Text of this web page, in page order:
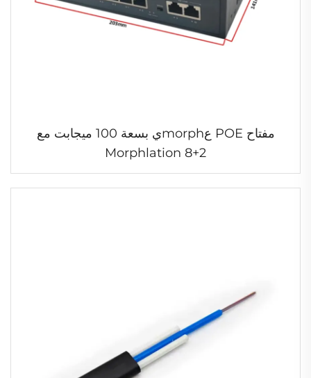
مفتاح POE عmorphي بسعة 100 ميجابت مع
Morphlation 8+2